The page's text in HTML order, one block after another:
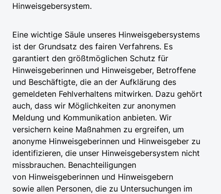
Hinweisgebersystem.
Eine wichtige Säule unseres Hinweisgebersystems
ist der Grundsatz des fairen Verfahrens. Es
garantiert den größtmöglichen Schutz für
Hinweisgeberinnen und Hinweisgeber, Betroffene
und Beschäftigte, die an der Aufklärung des
gemeldeten Fehlverhaltens mitwirken. Dazu gehört
auch, dass wir Möglichkeiten zur anonymen
Meldung und Kommunikation anbieten. Wir
versichern keine Maßnahmen zu ergreifen, um
anonyme Hinweisgeberinnen und Hinweisgeber zu
identifizieren, die unser Hinweisgebersystem nicht
missbrauchen. Benachteiligungen
von Hinweisgeberinnen und Hinweisgebern
sowie allen Personen, die zu Untersuchungen im